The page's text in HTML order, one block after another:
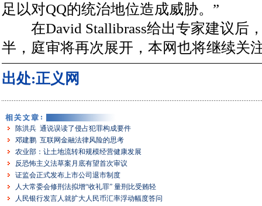
足以对QQ的统治地位造成威胁。”
在David Stallibrass给出专家建议后
半，庭审将再次展开，本网也将继续关
出处:正义网
陈洪兵 通说误读了侵占犯罪构成要件
邓建鹏 互联网金融法律风险的思考
农业部：让土地流转和规模经营健康发展
反恐怖主义法草案月底有望首次审议
证监会正式发布上市公司退市制度
人大常委会修刑法拟增“收礼罪” 量刑比受贿轻
人民银行发言人就扩大人民币汇率浮动幅度答问